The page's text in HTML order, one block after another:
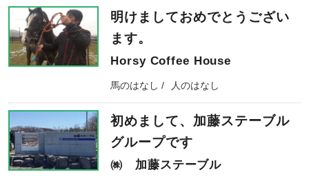
明けましておめでとうござい
ます。
Horsy Coffee House
馬のはなし 人のはなし
初めまして、加藤ステーブル
グループです
㈱ 加藤ステーブル